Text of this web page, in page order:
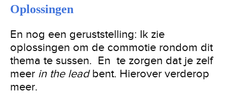
Oplossingen
En nog een geruststelling: Ik zie
oplossingen om de commotie rondom dit
thema te sussen. En te zorgen dat je zelf
meer in the leadbent. Hierover verderop
meer.